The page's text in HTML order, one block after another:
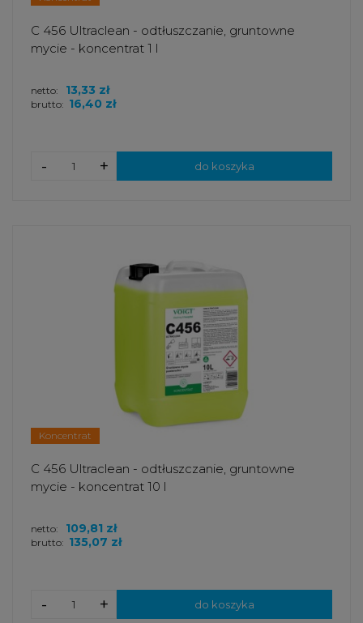
C 456 Ultraclean - odtłuszczanie, gruntowne
mycie - koncentrat 1 l
brutto: 16,40 zł
netto: 13,33 zł
+
- do koszyka
Koncentrat
C 456 Ultraclean - odtłuszczanie, gruntowne
mycie - koncentrat 10 l
brutto: 135,07 zł
netto: 109,81 zł
+
- do koszyka